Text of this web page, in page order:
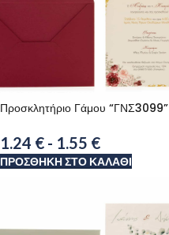
Προσκλητήριο Γάμου “ΓΝΣ3099”
1.24 € - 1.55 €
ΠΡΟΣΘΉΚΗ ΣΤΟ ΚΑΛΆΘΙ